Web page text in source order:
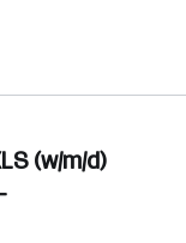
(w/m/d)